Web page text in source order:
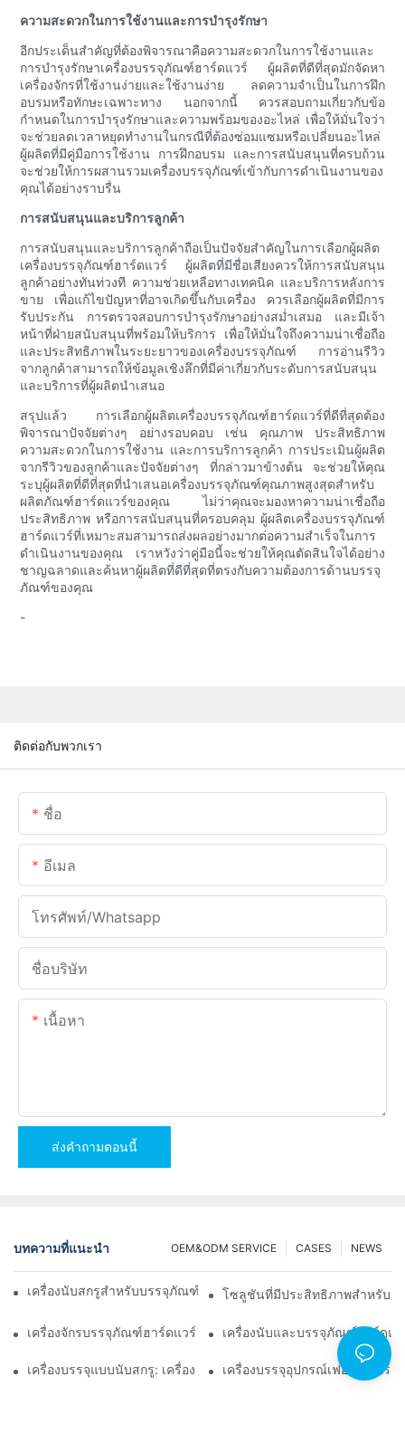
ความสะดวกในการใช้งานและการบำรุงรักษา
อีกประเด็นสำคัญที่ต้องพิจารณาคือความสะดวกในการใช้งานและ
การบำรุงรักษาเครื่องบรรจุภัณฑ์ฮาร์ดแวร์ ผู้ผลิตที่ดีที่สุดมักจัดหา
เครื่องจักรที่ใช้งานง่ายและใช้งานง่าย ลดความจำเป็นในการฝึก
อบรมหรือทักษะเฉพาะทาง นอกจากนี้ ควรสอบถามเกี่ยวกับข้อ
กำหนดในการบำรุงรักษาและความพร้อมของอะไหล่ เพื่อให้มั่นใจว่า
จะช่วยลดเวลาหยุดทำงานในกรณีที่ต้องซ่อมแซมหรือเปลี่ยนอะไหล่
ผู้ผลิตที่มีคู่มือการใช้งาน การฝึกอบรม และการสนับสนุนที่ครบถ้วน
จะช่วยให้การผสานรวมเครื่องบรรจุภัณฑ์เข้ากับการดำเนินงานของ
คุณได้อย่างราบรื่น
การสนับสนุนและบริการลูกค้า
การสนับสนุนและบริการลูกค้าถือเป็นปัจจัยสำคัญในการเลือกผู้ผลิต
เครื่องบรรจุภัณฑ์ฮาร์ดแวร์ ผู้ผลิตที่มีชื่อเสียงควรให้การสนับสนุน
ลูกค้าอย่างทันท่วงที ความช่วยเหลือทางเทคนิค และบริการหลังการ
ขาย เพื่อแก้ไขปัญหาที่อาจเกิดขึ้นกับเครื่อง ควรเลือกผู้ผลิตที่มีการ
รับประกัน การตรวจสอบการบำรุงรักษาอย่างสม่ำเสมอ และมีเจ้า
หน้าที่ฝ่ายสนับสนุนที่พร้อมให้บริการ เพื่อให้มั่นใจถึงความน่าเชื่อถือ
และประสิทธิภาพในระยะยาวของเครื่องบรรจุภัณฑ์ การอ่านรีวิว
จากลูกค้าสามารถให้ข้อมูลเชิงลึกที่มีค่าเกี่ยวกับระดับการสนับสนุน
และบริการที่ผู้ผลิตนำเสนอ
สรุปแล้ว การเลือกผู้ผลิตเครื่องบรรจุภัณฑ์ฮาร์ดแวร์ที่ดีที่สุดต้อง
พิจารณาปัจจัยต่างๆ อย่างรอบคอบ เช่น คุณภาพ ประสิทธิภาพ
ความสะดวกในการใช้งาน และการบริการลูกค้า การประเมินผู้ผลิต
จากรีวิวของลูกค้าและปัจจัยต่างๆ ที่กล่าวมาข้างต้น จะช่วยให้คุณ
ระบุผู้ผลิตที่ดีที่สุดที่นำเสนอเครื่องบรรจุภัณฑ์คุณภาพสูงสุดสำหรับ
ผลิตภัณฑ์ฮาร์ดแวร์ของคุณ ไม่ว่าคุณจะมองหาความน่าเชื่อถือ
ประสิทธิภาพ หรือการสนับสนุนที่ครอบคลุม ผู้ผลิตเครื่องบรรจุภัณฑ์
ฮาร์ดแวร์ที่เหมาะสมสามารถส่งผลอย่างมากต่อความสำเร็จในการ
ดำเนินงานของคุณ เราหวังว่าคู่มือนี้จะช่วยให้คุณตัดสินใจได้อย่าง
ชาญฉลาดและค้นหาผู้ผลิตที่ดีที่สุดที่ตรงกับความต้องการด้านบรรจุ
ภัณฑ์ของคุณ
-
ติดต่อกับพวกเรา
ชื่อ
อีเมล
โทรศัพท์/whatsapp
ชื่อบริษัท
เนื้อหา
ส่งคำถามตอนนี้
บทความที่แนะนำ NEWS
CASES
OEM&ODM SERVICE
เครื่องนับสกรูสำหรับบรรจุภัณฑ์เพื่อผลลัพธ์ที่เชื่อถือได้และรวดเร็ว
โซลูชันที่มีประสิทธิภาพสำหรับก
เครื่องจักรบรรจุภัณฑ์ฮาร์ดแวร์ชั้นนำเพื่อการควบคุมคุณภาพที่สม่ำเส
เครื่องนับและบรรจุภัณฑ์ฮาร์ดแ
เครื่องบรรจุแบบนับสกรู: เครื่องมือขั้นสูงสุดสำหรับการบรรจุอย่างมีป
เครื่องบรรจุอุปกรณ์เฟอร์นิเจอร์